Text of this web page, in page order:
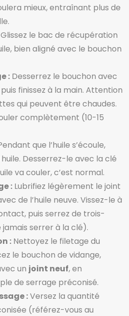
mieux, entraînant plus de
Glissez le bac de récupération
bien aligné avec le bouchon
: Desserrez le bouchon avec
finissez à la main. Attention
qui peuvent être chaudes.
complètement (10-15
que l’huile s’écoule,
Desserrez-le avec la clé
va couler, c’est normal.
: Lubrifiez légèrement le joint
de l’huile neuve. Vissez-le à
puis serrez de trois-
serrer à la clé).
: Nettoyez le filetage du
le bouchon de vidange,
un joint neuf, en
de serrage préconisé.
:Versez la quantité
(référez-vous au